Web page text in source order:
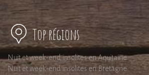
Top régions
Nuit et week-end insolites en Aquitaine
Nuit et week-end insolites en Bretagne